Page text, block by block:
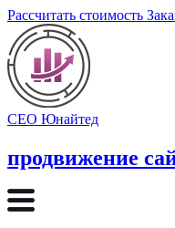
Рассчитать стоимость
СЕО Юнайтед
продвижение